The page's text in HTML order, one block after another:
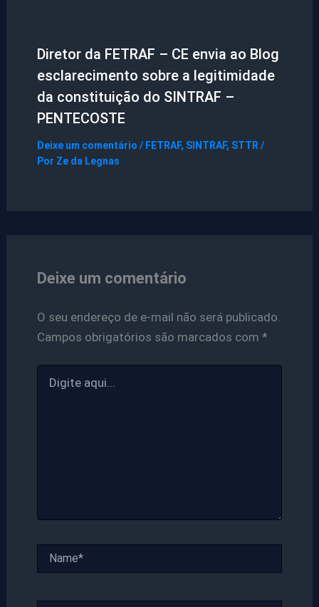
Diretor da FETRAF – CE envia ao Blog
esclarecimento sobre a legitimidade
da constituição do SINTRAF –
PENTECOSTE
Deixe um comentário / FETRAF, SINTRAF, STTR /
Por Ze da Legnas
Deixe um comentário
O seu endereço de e-mail não será publicado.
Campos obrigatórios são marcados com *
aqui...